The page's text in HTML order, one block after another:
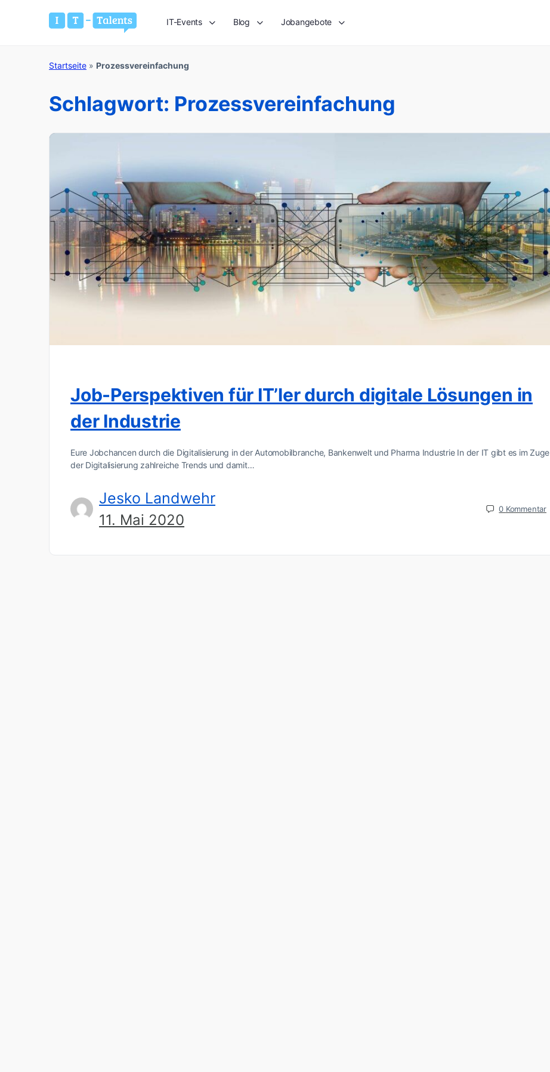
IT-Events Blog Jobangebote
Startseite » Prozessvereinfachung
Schlagwort: Prozessvereinfachung
Job-Perspektiven für IT’ler durch digitale Lösungen in
der Industrie
Eure Jobchancen durch die Digitalisierung in der Automobilbranche, Bankenwelt und Pharma Industrie In der IT gibt es im Zuge
der Digitalisierung zahlreiche Trends und damit…
Jesko Landwehr
11. Mai 2020
0 Kommentar